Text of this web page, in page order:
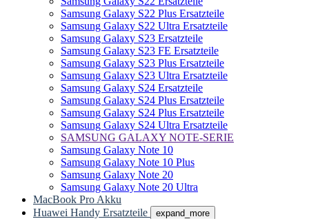
Samsung Galaxy S22 Plus Ersatzteile
Samsung Galaxy S22 Ultra Ersatzteile
Samsung Galaxy S23 Ersatzteile
Samsung Galaxy S23 FE Ersatzteile
Samsung Galaxy S23 Plus Ersatzteile
Samsung Galaxy S23 Ultra Ersatzteile
Samsung Galaxy S24 Ersatzteile
Samsung Galaxy S24 Plus Ersatzteile
Samsung Galaxy S24 Plus Ersatzteile
Samsung Galaxy S24 Ultra Ersatzteile
SAMSUNG GALAXY NOTE-SERIE
Samsung Galaxy Note 10
Samsung Galaxy Note 10 Plus
Samsung Galaxy Note 20
Samsung Galaxy Note 20 Ultra
MacBook Pro Akku
Huawei Handy Ersatzteile
expand_more